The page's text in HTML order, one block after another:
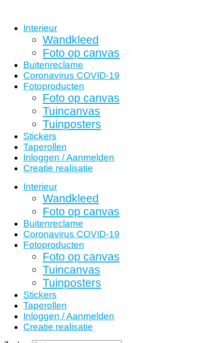
Interieur
Wandkleed
Foto op canvas
Buitenreclame
Coronavirus COVID-19
Fotoproducten
Foto op canvas
Tuincanvas
Tuinposters
Stickers
Taperollen
Inloggen / Aanmelden
Creatie realisatie
Interieur
Wandkleed
Foto op canvas
Buitenreclame
Coronavirus COVID-19
Fotoproducten
Foto op canvas
Tuincanvas
Tuinposters
Stickers
Taperollen
Inloggen / Aanmelden
Creatie realisatie